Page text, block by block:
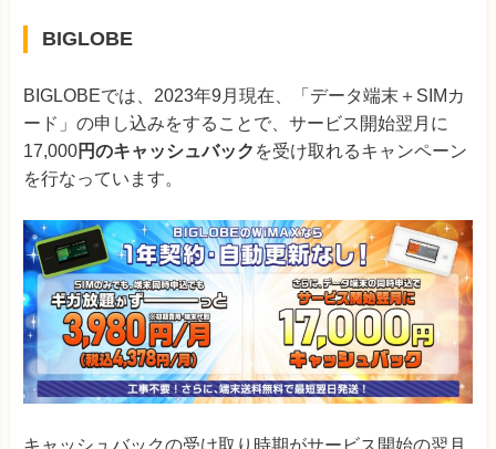
BIGLOBE
BIGLOBEでは、2023年9月現在、「データ端末＋SIMカ
ード」の申し込みをすることで、サービス開始翌月に
17,000円のキャッシュバック を受け取れるキャンペーン
を行なっています。